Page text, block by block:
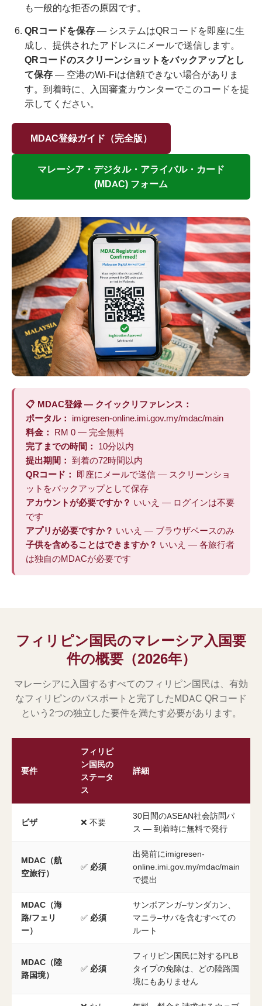
も一般的な拒否の原因です。
QRコードを保存— システムはQRコードを即座に生
成し、提供されたアドレスにメールで送信します。
QRコードのスクリーンショットをバックアップとし
て保存— 空港のWi-Fiは信頼できない場合がありま
す。到着時に、入国審査カウンターでこのコードを提
示してください。
MDAC登録ガイド（完全版）
マレーシア・デジタル・アライバル・カード
(MDAC) フォーム
📋 MDAC登録 — クイックリファレンス：
ポータル： imigresen-online.imi.gov.my/mdac/main
料金： RM 0 — 完全無料
完了までの時間： 10分以内
提出期間： 到着の72時間以内
QRコード： 即座にメールで送信 — スクリーンショ
ットをバックアップとして保存
アカウントが必要ですか？ いいえ — ログインは不要
です
アプリが必要ですか？ いいえ — ブラウザベースのみ
子供を含めることはできますか？ いいえ — 各旅行者
は独自のMDACが必要です
フィリピン国民のマレーシア入国要
件の概要（2026年）
マレーシアに入国するすべてのフィリピン国民は、有効
なフィリピンのパスポートと完了したMDAC QRコード
という2つの独立した要件を満たす必要があります。
要件
フィリピ
ン国民の
ステータ
ス
詳細
ビザ ❌ 不要
30日間のASEAN社会訪問パ
ス — 到着時に無料で発行
MDAC（航
空旅行）
✅ 必須
出発前にimigresen-
online.imi.gov.my/mdac/main
で提出
MDAC（海
路/フェリ
ー）
✅ 必須
サンボアンガ–サンダカン、
マニラ–サバを含むすべての
ルート
MDAC（陸
路国境）
✅ 必須
フィリピン国民に対するPLB
タイプの免除は、どの陸路国
境にもありません